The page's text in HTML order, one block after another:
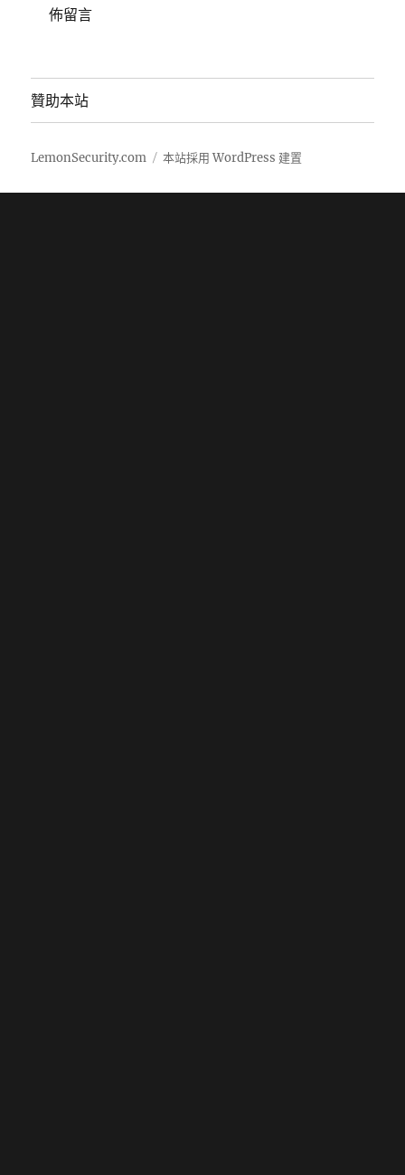
佈留言
贊助本站
LemonSecurity.com 本站採用 WordPress 建置